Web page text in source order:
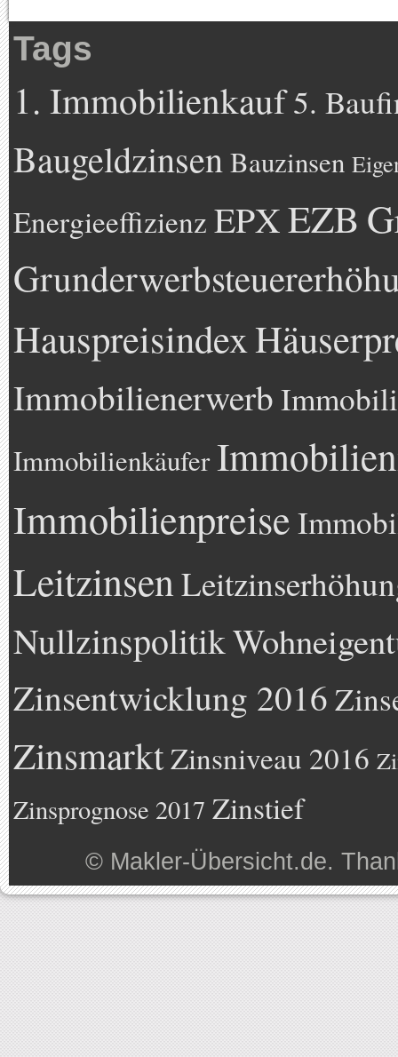
Tags
1. Immobilienkauf5.
BaugeldzinsenBauzinsen
Energieeffizienz EPXEZB
Hauspreisindex
Immobilienerwerb
Immobilienkäufer
Immobilienpreise
Leitzinsen
Nullzinspolitik
Zinsentwicklung 2016
ZinsmarktZinsniveau 2016
Zinsprognose 2017 Zinstief
© Makler-Übersicht.de.